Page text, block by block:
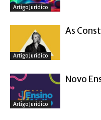
Artigo Jurídico
Artigo Jurídico
As
Artigo Jurídico
Novo